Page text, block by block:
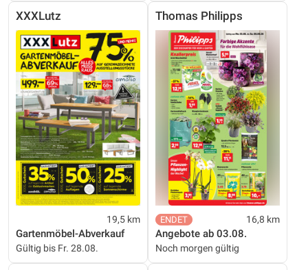
XXXLutz
19,5 km
Gartenmöbel-Abverkauf
Gültig bis Fr. 28.08.
Thomas Philipps
16,8 km
Angebote ab 03.08.
Noch morgen gültig